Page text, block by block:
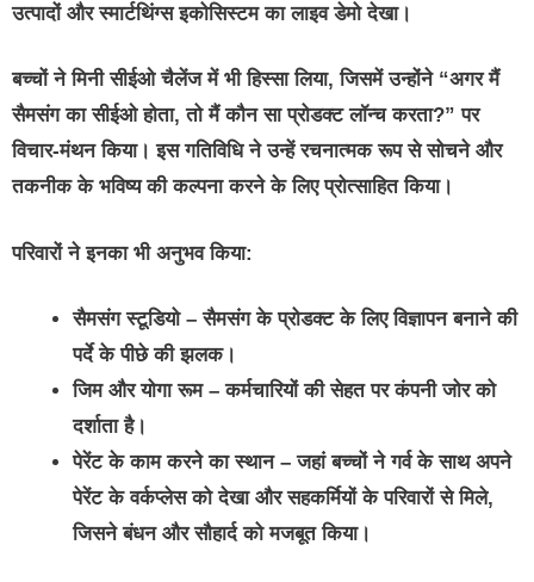
उत्पादों और स्मार्टथिंग्स इकोसिस्टम का लाइव डेमो देखा।
बच्चों ने मिनी सीईओ चैलेंज में भी हिस्सा लिया, जिसमें उन्होंने “अगर मैं
सैमसंग का सीईओ होता, तो मैं कौन सा प्रोडक्‍ट लॉन्च करता?” पर
विचार-मंथन किया। इस गतिविधि ने उन्हें रचनात्मक रूप से सोचने और
तकनीक के भविष्य की कल्पना करने के लिए प्रोत्साहित किया।
परिवारों ने इनका भी अनुभव किया:
सैमसंग स्टूडियो– सैमसंग के प्रोडक्‍ट के लिए विज्ञापन बनाने की
पर्दे के पीछे की झलक।
जिम और योगा रूम– कर्मचारियों की सेहत पर कंपनी जोर को
दर्शाता है।
पेरेंट के काम करने का स्‍थान – जहां बच्चों ने गर्व के साथ अपने
पेरेंट के वर्कप्‍लेस को देखा और सहकर्मियों के परिवारों से मिले,
जिसने बंधन और सौहार्द को मजबूत किया।